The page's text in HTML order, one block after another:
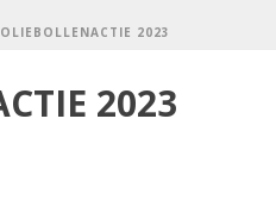
2023
2023